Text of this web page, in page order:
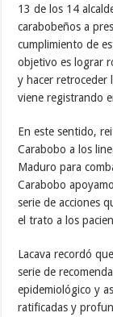
13 de los 14
carabobeños a
cumplimiento de
objetivo es lograr
y hacer retroceder
viene registrando
En este sentido,
Carabobo a los
Maduro para
Carabobo
serie de acciones
el trato a los
Lacava recordó
serie de
epidemiológico y
ratificadas y